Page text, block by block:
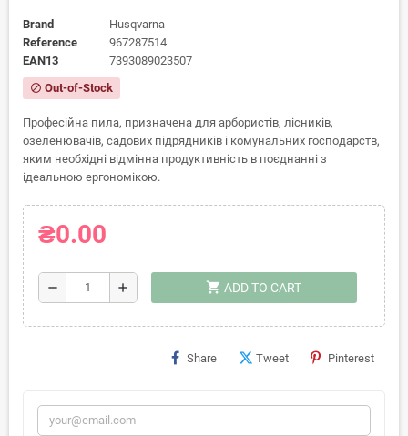
Brand
Husqvarna
Reference
967287514
EAN13
7393089023507
block Out-of-Stock
Професійна пила, призначена для арбористів, лісників,
озеленювачів, садових підрядників і комунальних господарств,
яким необхідні відмінна продуктивність в поєднанні з
ідеальною ергономікою.
₴0.00
remove add shopping_cart ADD TO CART
Share Tweet Pinterest